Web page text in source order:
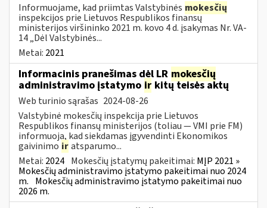
Informuojame, kad priimtas Valstybinės mokesčių
inspekcijos prie Lietuvos Respublikos finansų
ministerijos viršininko 2021 m. kovo 4 d. įsakymas Nr. VA-
14 „Dėl Valstybinės...
Metai: 2021
Informacinis pranešimas dėl LR mokesčių
administravimo įstatymo ir kitų teisės aktų
Web turinio sąrašas 2024-08-26
Valstybinė mokesčių inspekcija prie Lietuvos
Respublikos finansų ministerijos (toliau — VMI prie FM)
informuoja, kad siekdamas įgyvendinti Ekonomikos
gaivinimo iratsparumo...
Metai: 2024 Mokesčių įstatymų pakeitimai: MĮP 2021 »
Mokesčių administravimo įstatymo pakeitimai nuo 2024
m. Mokesčių administravimo įstatymo pakeitimai nuo
2026 m.